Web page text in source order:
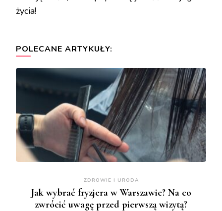
życia!
POLECANE ARTYKUŁY:
ZDROWIE I URODA
Jak wybrać fryzjera w Warszawie? Na co
zwrócić uwagę przed pierwszą wizytą?